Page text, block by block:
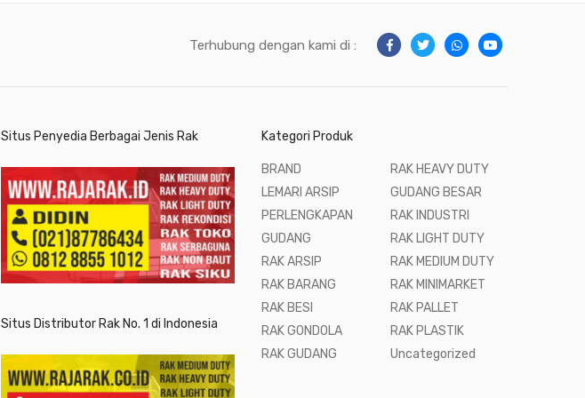
Terhubung dengan kami di :
Situs Penyedia Berbagai Jenis Rak
Situs Distributor Rak No. 1 di Indonesia
Kategori Produk
BRAND
LEMARI ARSIP
PERLENGKAPAN
GUDANG
RAK ARSIP
RAK BARANG
RAK BESI
RAK GONDOLA
RAK GUDANG
RAK HEAVY DUTY
GUDANG BESAR
RAK INDUSTRI
RAK LIGHT DUTY
RAK MEDIUM DUTY
RAK MINIMARKET
RAK PALLET
RAK PLASTIK
Uncategorized